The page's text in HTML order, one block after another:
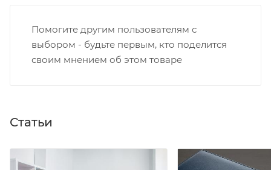
Помогите другим пользователям с
выбором - будьте первым, кто поделится
своим мнением об этом товаре
Статьи